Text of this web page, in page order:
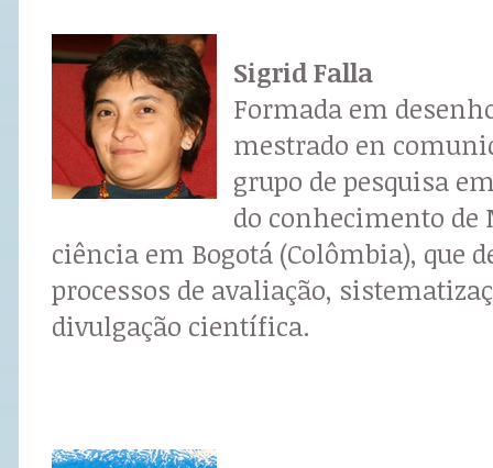
Sigrid Falla
Formada em
mestrado en
grupo de pesquisa
do conhecimento de
ciência em Bogotá (Colômbia), que
processos de avaliação,
divulgação científica.